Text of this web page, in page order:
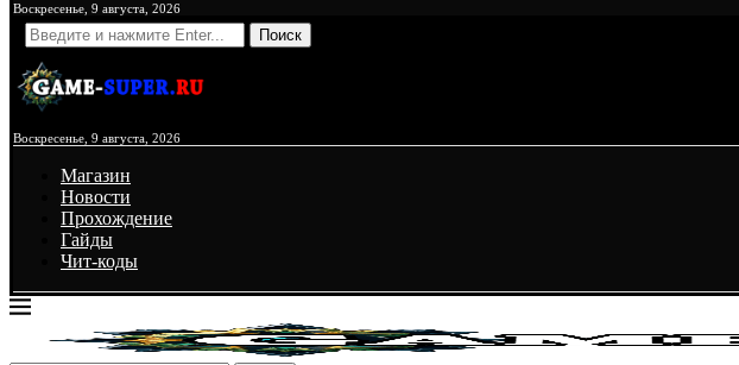
Воскресенье, 9 августа, 2026
Поиск
Воскресенье, 9 августа, 2026
Магазин
Новости
Прохождение
Гайды
Чит-коды